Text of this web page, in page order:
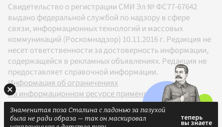
Свидетельство о регистрации СМИ Эл № ФС77-67642
выдано федеральной службой по надзору в сфере
связи, информационных технологий и массовых
коммуникаций (Роскомнадзор) 10.11.2016 г. Редакция не
несет ответственности за достоверность информации,
содержащейся в рекламных объявлениях. Редакция не
предоставляет справочной информации.
Информация об ограничениях
На информационном ресурсе применяются
рекомендательные технологии в соответствии с
Правилами
Знаменитая поза Сталина с ладонью за пазухой
была не ради образа — так он маскировал